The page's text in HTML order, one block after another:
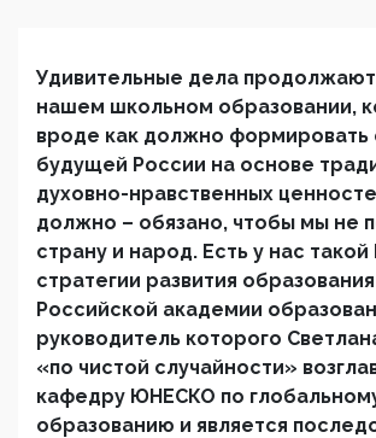
Удивительные дела продолжают
нашем школьном образовании,
вроде как должно формировать
будущей России на основе
духовно-нравственных
должно – обязано, чтобы мы не
страну и народ. Есть у нас такой
стратегии развития
Российской академии
руководитель которого
«по чистой случайности»
кафедру ЮНЕСКО по
образованию и является